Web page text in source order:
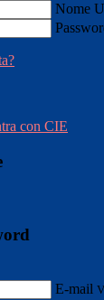
Nome
con CIE
E-mail